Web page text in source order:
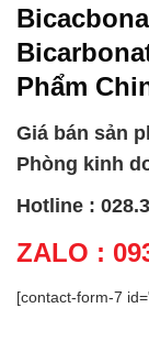
Phẩm
Giá bán sản
Phòng kinh
Hotline :
ZALO :
[contact-form-7